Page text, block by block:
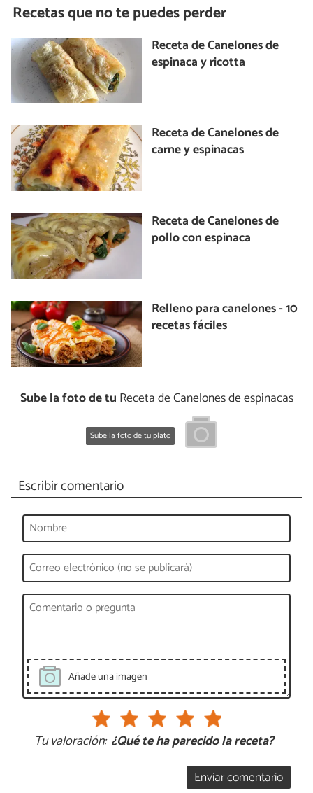
Recetas que no te puedes perder
Receta de Canelones de
espinaca y ricotta
Receta de Canelones de
carne y espinacas
Receta de Canelones de
pollo con espinaca
Relleno para canelones - 10
recetas fáciles
Sube la foto de tu Receta de Canelones de espinacas
Sube la foto de tu plato
Escribir comentario
Añade una imagen
Tu valoración: ¿Qué te ha parecido la receta?
Enviar comentario